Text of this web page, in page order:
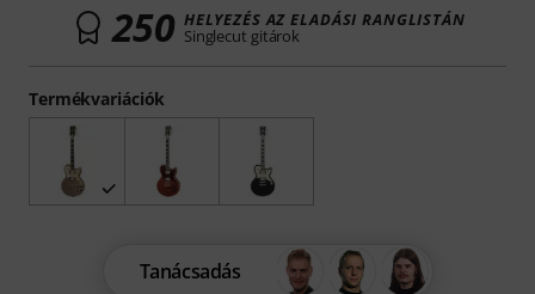
Termékvariációk
250 HELYEZÉS AZ ELADÁSI RANGLISTÁN
Singlecut gitárok
Tanácsadás